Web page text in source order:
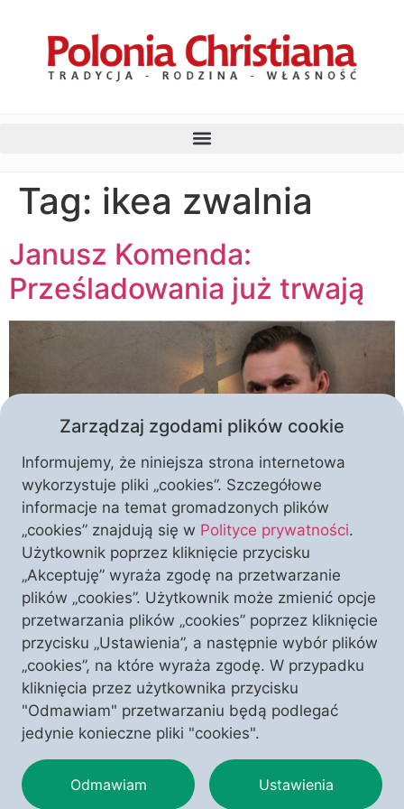
Tag: ikea zwalnia
Janusz Komenda:
Prześladowania już trwają
W krakowskim sklepie IKEA pracowałem ponad trzy
lata. Spotkałem tam wielu życzliwych i
wartościowych ludzi; z niektórymi z nich wciąż
utrzymuję kontakt. Wyrzucono mnie z pracy za
przytoczenie cytatu z Pisma Świętego i sprzeciw
wobec grzechu wołającego o pomstę do Nieba.
Więcej, potraktowano mnie jak trędowatego, który
może zarazić innych. Jeżeli to nie jest
prześladowanie, […]
Zarządzaj zgodami plików cookie
Informujemy, że niniejsza strona internetowa
wykorzystuje pliki „cookies”. Szczegółowe
informacje na temat gromadzonych plików
„cookies” znajdują się w Polityce prywatności.
Użytkownik poprzez kliknięcie przycisku
„Akceptuję” wyraża zgodę na przetwarzanie
plików „cookies”. Użytkownik może zmienić opcje
przetwarzania plików „cookies” poprzez kliknięcie
przycisku „Ustawienia”, a następnie wybór plików
„cookies”, na które wyraża zgodę. W przypadku
kliknięcia przez użytkownika przycisku
"Odmawiam" przetwarzaniu będą podlegać
jedynie konieczne pliki "cookies".
Odmawiam Ustawienia